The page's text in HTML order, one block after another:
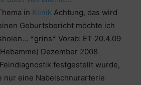
in Klinik Achtung, das wird
Geburtsbericht möchte ich
*grins* Vorab: ET 20.4.09
Dezember 2008
festgestellt wurde,
nur eine Nabelschnurarterie